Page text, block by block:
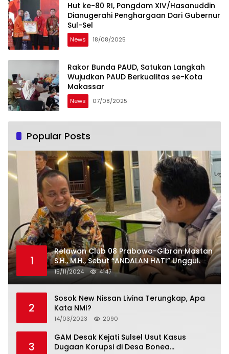
Hut ke-80 RI, Pangdam XIV/Hasanuddin
Dianugerahi Penghargaan Dari Gubernur
Sul-Sel
News 18/08/2025
Rakor Bunda PAUD, Satukan Langkah
Wujudkan PAUD Berkualitas se-Kota
Makassar
News 07/08/2025
Popular Posts
1
Relawan Club 08 Prabowo-Gibran Mastan
S.H., M.H., Sebut “ANDALAN HATI” Unggul.
15/11/2024 4147
2
Sosok New Nissan Livina Terungkap, Apa
Kata NMI?
14/03/2023 2090
3
GAM Desak Kejati Sulsel Usut Kasus
Dugaan Korupsi di Desa Bonea